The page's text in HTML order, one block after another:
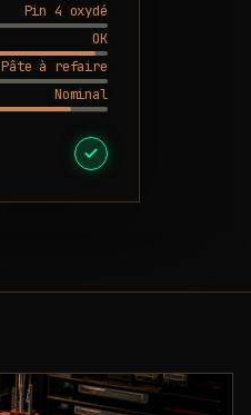
Pin 4 oxydé
OK
Pâte à refaire
Nominal